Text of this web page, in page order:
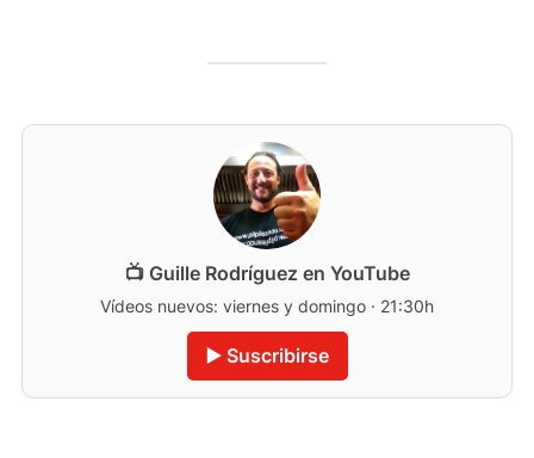
📺 Guille Rodríguez en YouTube
Vídeos nuevos: viernes y domingo · 21:30h
▶️ Suscribirse